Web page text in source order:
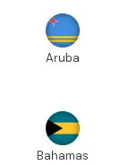
Aruba
Bahamas